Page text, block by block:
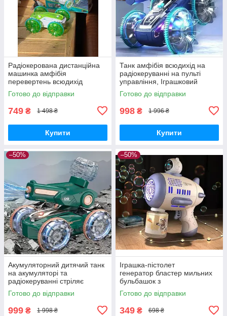
Радіокерована дистанційна
машинка амфібія
перевертень всюдихід
Amphibious stunt car на пульті
керування повний привід для
Готово до відправки
749 ₴ 1 498 ₴
Купити
Танк амфібія всюдихід на
радіокеруванні на пульті
управління, Іграшковий
всюдихід їде по воді в усі
сторони, Дитячі танки на
Готово до відправки
998 ₴ 1 996 ₴
Купити
–50%
Акумуляторний дитячий танк
на акумуляторі та
радіокеруванні стріляє
водяними кульками водою
всюдихід на управлінні
Готово до відправки
999 ₴ 1 998 ₴
–50%
Іграшка-пістолет
генератор бластер мильних
бульбашок з
підсвічуванням, Автоматични
й пістолет кулемет мильні
Готово до відправки
349 ₴ 698 ₴